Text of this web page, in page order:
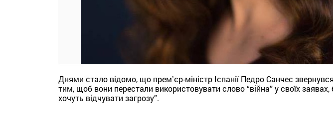
Днями стало відомо, що премʼєр-міністр Іспанії Педро Санчес
тим, щоб вони перестали використовувати слово “війна” у своїх
хочуть відчувати загрозу”.